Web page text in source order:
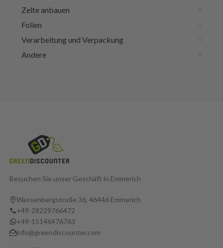
Zelte anbauen
Folien
Verarbeitung und Verpackung
Andere
Besuchen Sie unser Geschäft in Emmerich
Wassenbergstraße 36, 46446 Emmerich
+49-28229766472
+49-15146476763
info@greendiscounter.com